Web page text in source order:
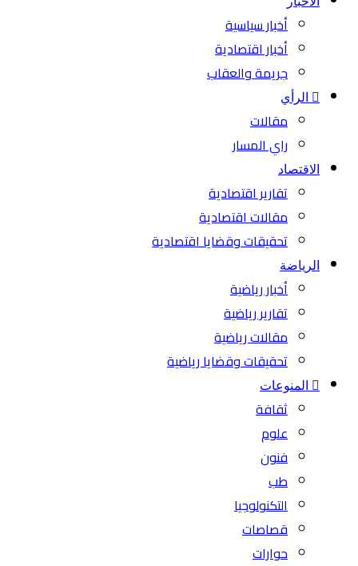
أخبار سياسية
أخبار اقتصادية
جريمة والعقاب
الرأي
مقالات
راي المسار
الاقتصاد
تقارير اقتصادية
مقالات اقتصادية
تحقيقات وقضايا اقتصادية
الرياضة
أخبار رياضية
تقارير رياضية
مقالات رياضية
تحقيقات وقضايا رياضية
المنوعات
ثقافة
علوم
فنون
طب
التكنولوجيا
قصاصات
حوارات